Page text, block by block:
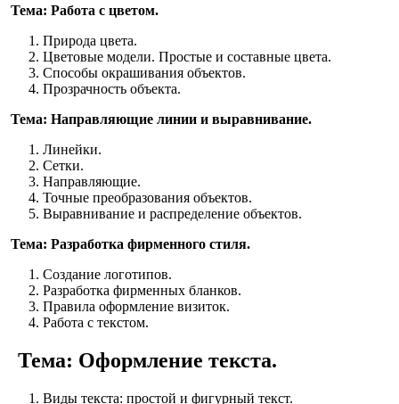
Тема: Работа с цветом.
Природа цвета.
Цветовые модели. Простые и составные цвета.
Способы окрашивания объектов.
Прозрачность объекта.
Тема: Направляющие линии и выравнивание.
Линейки.
Сетки.
Направляющие.
Точные преобразования объектов.
Выравнивание и распределение объектов.
Тема: Разработка фирменного стиля.
Создание логотипов.
Разработка фирменных бланков.
Правила оформление визиток.
Работа с текстом.
Тема: Оформление текста.
Виды текста: простой и фигурный текст.